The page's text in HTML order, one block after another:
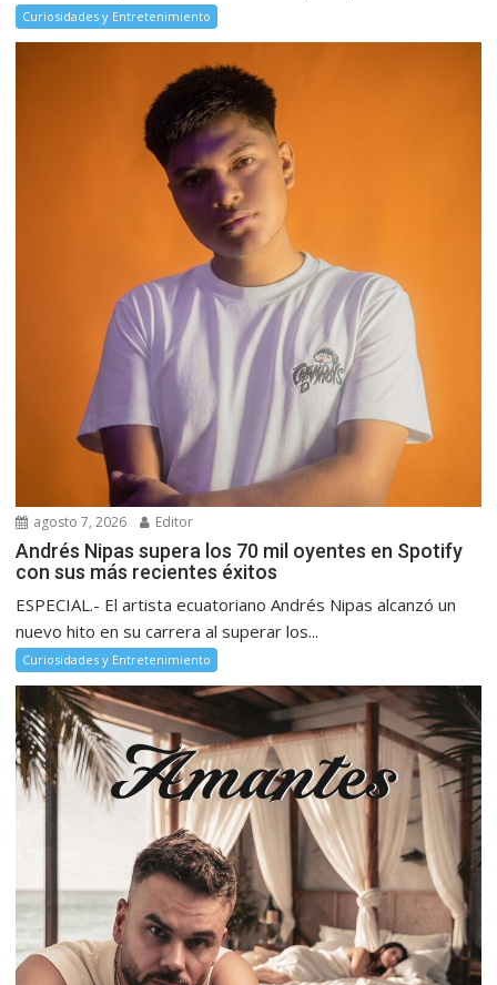
Curiosidades y Entretenimiento
agosto 7, 2026 Editor
Andrés Nipas supera los 70 mil oyentes en Spotify
con sus más recientes éxitos
ESPECIAL.- El artista ecuatoriano Andrés Nipas alcanzó un
nuevo hito en su carrera al superar los...
Curiosidades y Entretenimiento